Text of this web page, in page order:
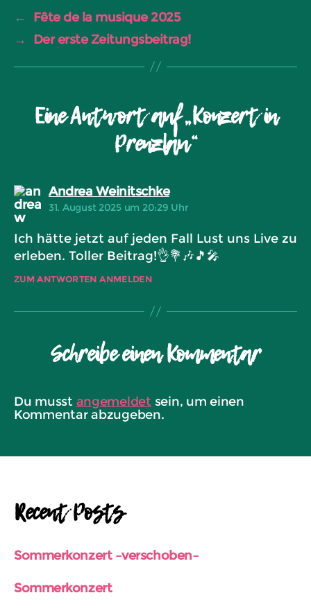
←
Fête de la musique 2025
→
Der erste Zeitungsbeitrag!
Eine Antwort auf „Konzert in
Prenzlau“
Andrea Weinitschkesagt:
31. August 2025 um 20:29 Uhr
Ich hätte jetzt auf jeden Fall Lust uns Live zu
erleben. Toller Beitrag!👌💐🎶🎵🎤
ZUM ANTWORTEN ANMELDEN
Schreibe einen Kommentar
Du musst angemeldetsein, um einen
Kommentar abzugeben.
Recent Posts
Sommerkonzert –verschoben–
Sommerkonzert